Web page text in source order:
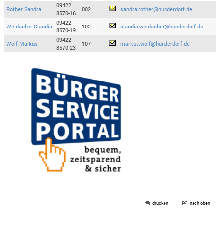
Rother Sandra
09422
8570-16
002 sandra.rother@hunderdorf.de
Weidacher Claudia
09422
8570-19
102 claudia.weidacher@hunderdorf.de
Wolf Markus
09422
8570-23
107 markus.wolf@hunderdorf.de
drucken nach oben